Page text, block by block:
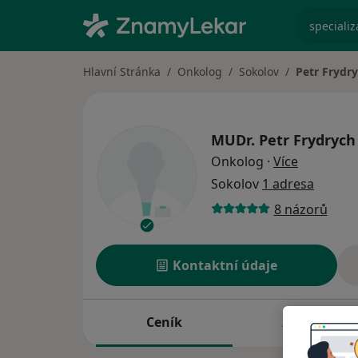
Hlavní Stránka Onkolog Sokolov Petr
MUDr. Petr Frydrych
Onkolog · Více
Sokolov 1 adresa
8 názorů
Kontaktní údaje
Ceník Adresy